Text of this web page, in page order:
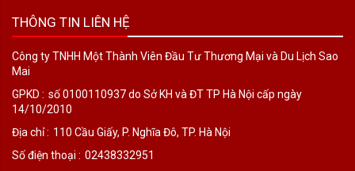
THÔNG TIN LIÊN HỆ
Công ty TNHH Một Thành Viên Đầu Tư Thương Mại và Du Lịch Sao
Mai
GPKD : số 0100110937 do Sở KH và ĐT TP Hà Nội cấp ngày
14/10/2010
Địa chỉ : 110 Cầu Giấy, P. Nghĩa Đô, TP. Hà Nội
Số điện thoại : 02438332951